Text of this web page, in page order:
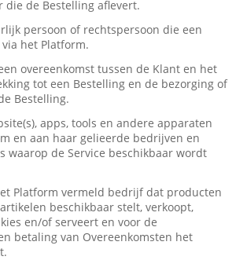
die de Bestelling aflevert.
persoon of rechtspersoon die een
het Platform.
overeenkomst tussen de Klant en het
tot een Bestelling en de bezorging of
Bestelling.
apps, tools en andere apparaten
en aan haar gelieerde bedrijven en
waarop de Service beschikbaar wordt
Platform vermeld bedrijf dat producten
beschikbaar stelt, verkoopt,
en/of serveert en voor de
betaling van Overeenkomsten het